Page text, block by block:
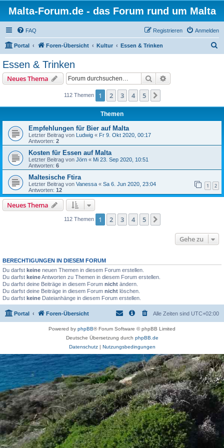
Malta-Forum.de - das Forum rund um Malta
FAQ Anmelden
Registrieren
Portal Foren-Übersicht Kultur Essen & Trinken
Essen & Trinken
Neues Thema Suche
112 Themen 1 2 3 4 5
Themen
Empfehlungen für Bier auf Malta
Letzter Beitrag von Ludwig « Fr 9. Okt 2020, 00:17
Antworten: 2
Kosten für Essen auf Malta
Letzter Beitrag von Jörn « Mi 23. Sep 2020, 10:51
Antworten: 6
Maltesische Ftira
Letzter Beitrag von Vanessa « Sa 6. Jun 2020, 23:04
Antworten: 12
1 2
Neues Thema
112 Themen 1 2 3 4 5
Gehe zu
BERECHTIGUNGEN IN DIESEM FORUM
Du darfst keine neuen Themen in diesem Forum erstellen.
Du darfst keineAntworten zu Themen in diesem Forum erstellen.
Du darfst deine Beiträge in diesem Forum nicht ändern.
Du darfst deine Beiträge in diesem Forum nicht löschen.
Du darfst keine Dateianhänge in diesem Forum erstellen.
Portal Foren-Übersicht Alle Zeiten sind UTC+02:00
Powered by phpBB® Forum Software © phpBB Limited
Deutsche Übersetzung durch phpBB.de
Datenschutz| Nutzungsbedingungen